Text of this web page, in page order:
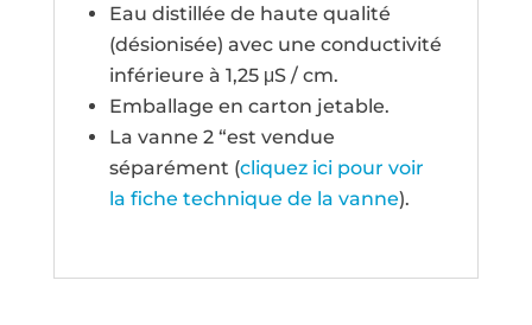
Eau distillée de haute qualité
(désionisée) avec une conductivité
inférieure à 1,25 μS / cm.
Emballage en carton jetable.
La vanne 2 “est vendue
séparément (cliquez ici pour voir
la fiche technique de la vanne).